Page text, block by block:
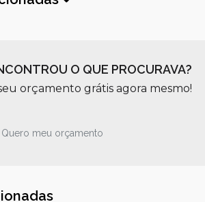
O QUE PROCURAVA?
orçamento grátis agora mesmo!
Quero meu orçamento